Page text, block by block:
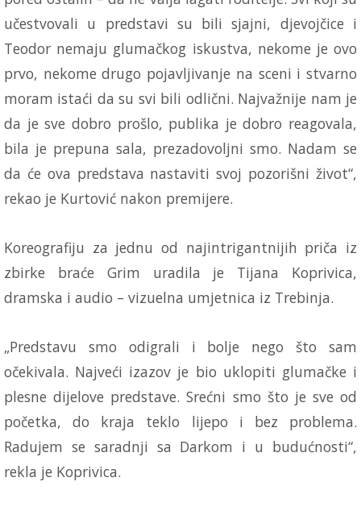
učestvovali u predstavi su bili sjajni, djevojčice i
Teodor nemaju glumačkog iskustva, nekome je ovo
prvo, nekome drugo pojavljivanje na sceni i stvarno
moram istaći da su svi bili odlični. Najvažnije nam je
da je sve dobro prošlo, publika je dobro reagovala,
bila je prepuna sala, prezadovoljni smo. Nadam se
da će ova predstava nastaviti svoj pozorišni život“,
rekao je Kurtović nakon premijere.
Koreografiju za jednu od najintrigantnijih priča iz
zbirke braće Grim uradila je Tijana Koprivica,
dramska i audio – vizuelna umjetnica iz Trebinja.
„Predstavu smo odigrali i bolje nego što sam
očekivala. Najveći izazov je bio uklopiti glumačke i
plesne dijelove predstave. Srećni smo što je sve od
početka, do kraja teklo lijepo i bez problema.
Radujem se saradnji sa Darkom i u budućnosti“,
rekla je Koprivica.